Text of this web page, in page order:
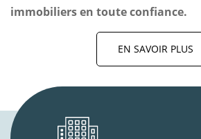
immobiliers en toute confiance.
EN SAVOIR PLUS